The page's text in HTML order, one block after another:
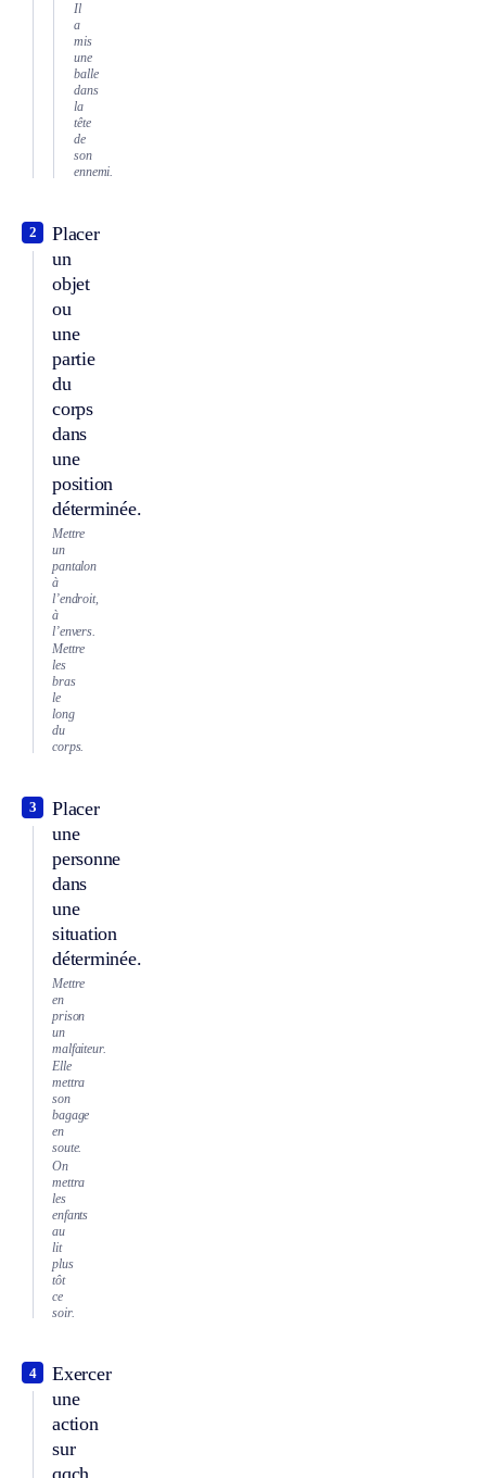
Il
a
mis
une
balle
dans
la
tête
de
son
ennemi.
Placer
un
objet
ou
une
partie
du
corps
dans
une
position
déterminée.
2
Mettre
un
pantalon
à
l’endroit,
à
l’envers.
Mettre
les
bras
le
long
du
corps.
Placer
une
personne
dans
une
situation
déterminée.
3
Mettre
en
prison
un
malfaiteur.
Elle
mettra
son
bagage
en
soute.
On
mettra
les
enfants
au
lit
plus
tôt
ce
soir.
Exercer
une
action
sur
4